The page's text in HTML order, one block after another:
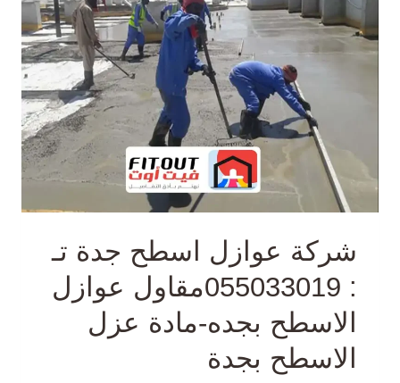
شركة عوازل اسطح جدة تـ
: 055033019مقاول عوازل
الاسطح بجده-مادة عزل
الاسطح بجدة